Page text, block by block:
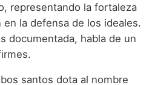
representando la fortaleza
la defensa de los ideales.
documentada, habla de un
santos dota al nombre